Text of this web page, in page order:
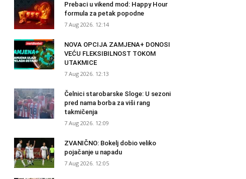
Prebaci u vikend mod: Happy Hour
formula za petak popodne
7 Aug 2026. 12:14
NOVA OPCIJA ZAMJENA+ DONOSI
VEĆU FLEKSIBILNOST TOKOM
UTAKMICE
7 Aug 2026. 12:13
Čelnici starobarske Sloge: U sezoni
pred nama borba za viši rang
takmičenja
7 Aug 2026. 12:09
ZVANIČNO: Bokelj dobio veliko
pojačanje u napadu
7 Aug 2026. 12:05